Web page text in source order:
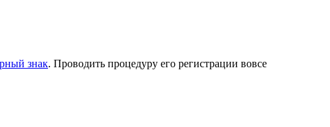
знак. Проводить процедуру его регистрации вовсе